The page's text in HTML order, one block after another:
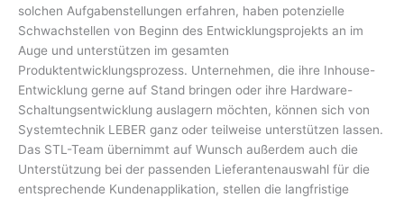
solchen Aufgabenstellungen erfahren, haben potenzielle
Schwachstellen von Beginn des Entwicklungsprojekts an im
Auge und unterstützen im gesamten
Produktentwicklungsprozess. Unternehmen, die ihre Inhouse-
Entwicklung gerne auf Stand bringen oder ihre Hardware-
Schaltungsentwicklung auslagern möchten, können sich von
Systemtechnik LEBER ganz oder teilweise unterstützen lassen.
Das STL-Team übernimmt auf Wunsch außerdem auch die
Unterstützung bei der passenden Lieferantenauswahl für die
entsprechende Kundenapplikation, stellen die langfristige